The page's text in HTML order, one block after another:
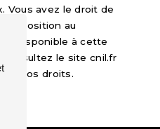
Vous avez le droit de
au
disponible à cette
. Consultez le site cnil.fr
sur vos droits.